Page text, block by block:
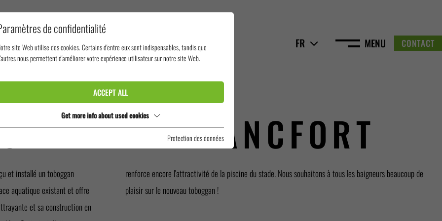
FR MENU CONTACT
AIR PISCINE DU STADE DE FRANCFORT
DE FRANCFORT
et installé un toboggan
aquatique existant et offre
et sa construction en
baigneurs beaucoup de
plaisir sur le nouveau toboggan !
de confidentialité
site Web utilise des cookies. Certains d'entre eux sont indispensables, tandis que
nous permettent d'améliorer votre expérience utilisateur sur notre site Web.
ACCEPT ALL
Get more info about used cookies
Protection des données